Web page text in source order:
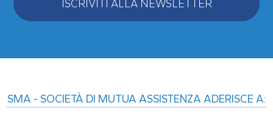
ISCRIVITI ALLA NEWSLETTER
SMA - SOCIETÀ DI MUTUA ASSISTENZA ADERISCE A: